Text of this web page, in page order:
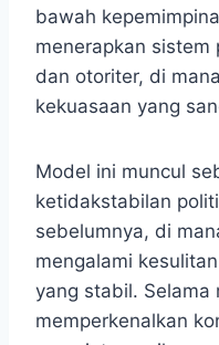
bawah
menerapkan
dan otoriter, di
kekuasaan yang
Model ini muncul
ketidakstabilan
sebelumnya, di
mengalami
yang stabil. Selama
memperkenalkan